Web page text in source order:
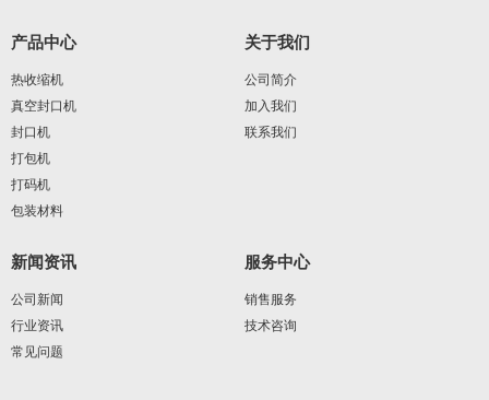
产品中心
热收缩机
真空封口机
封口机
打包机
打码机
包装材料
关于我们
公司简介
加入我们
联系我们
新闻资讯
公司新闻
行业资讯
常见问题
服务中心
销售服务
技术咨询